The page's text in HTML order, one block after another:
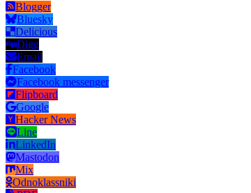
Blogger
Bluesky
Delicious
Digg
Email
Facebook
Facebook messenger
Flipboard
Google
Hacker News
Line
LinkedIn
Mastodon
Mix
Odnoklassniki